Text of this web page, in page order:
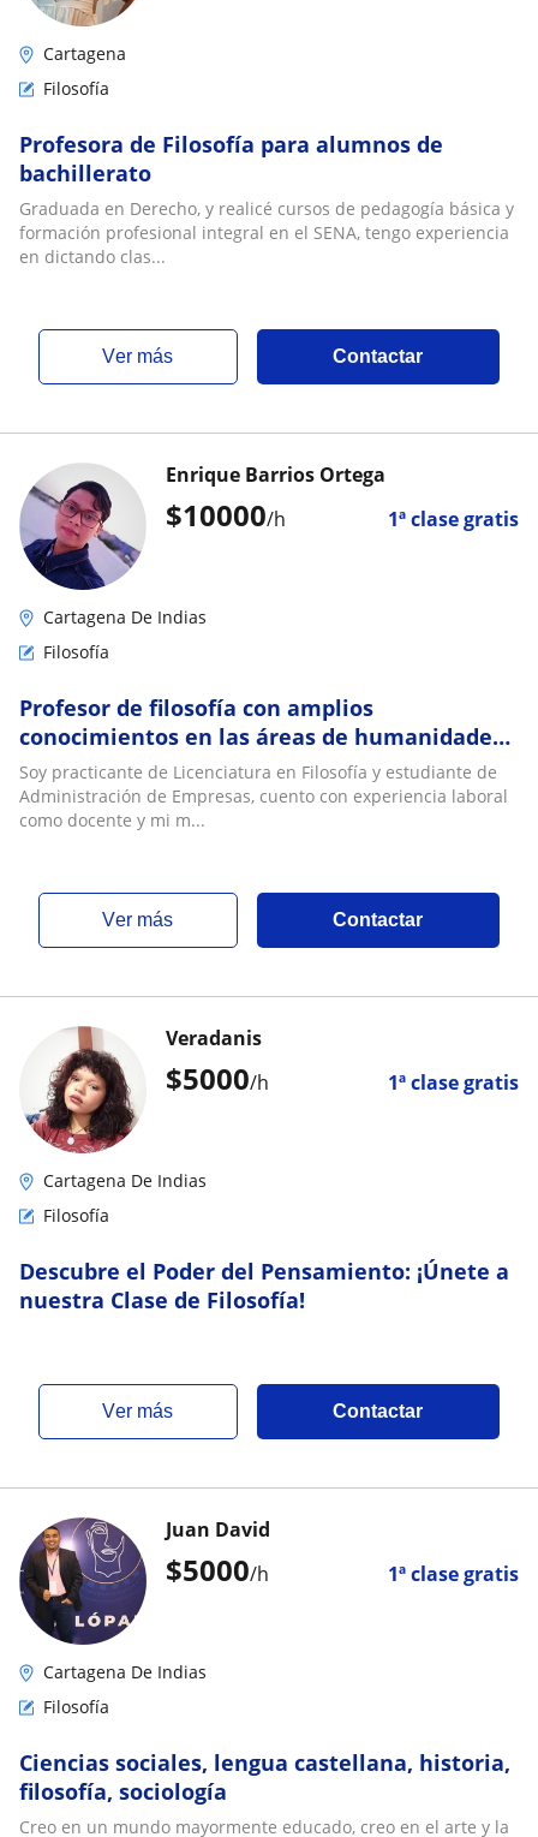
Cartagena
Filosofía
Profesora de Filosofía para alumnos de
bachillerato
Graduada en Derecho, y realicé cursos de pedagogía básica y
formación profesional integral en el SENA, tengo experiencia
en dictando clas...
ver más Contactar
$10000/h 1ª clase gratis
Enrique Barrios Ortega
Cartagena De Indias
Filosofía
Profesor de filosofía con amplios
conocimientos en las áreas de humanidades
y con un excelente manejo de las
herramientas informáticas
Soy practicante de Licenciatura en Filosofía y estudiante de
Administración de Empresas, cuento con experiencia laboral
como docente y mi m...
ver más Contactar
$5000/h 1ª clase gratis
Veradanis
Cartagena De Indias
Filosofía
Descubre el Poder del Pensamiento: ¡Únete a
nuestra Clase de Filosofía!
ver más Contactar
$5000/h 1ª clase gratis
Juan David
Cartagena De Indias
Filosofía
Ciencias sociales, lengua castellana, historia,
filosofía, sociología
Creo en un mundo mayormente educado, creo en el arte y la